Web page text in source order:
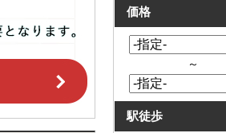
価格
～
駅徒歩